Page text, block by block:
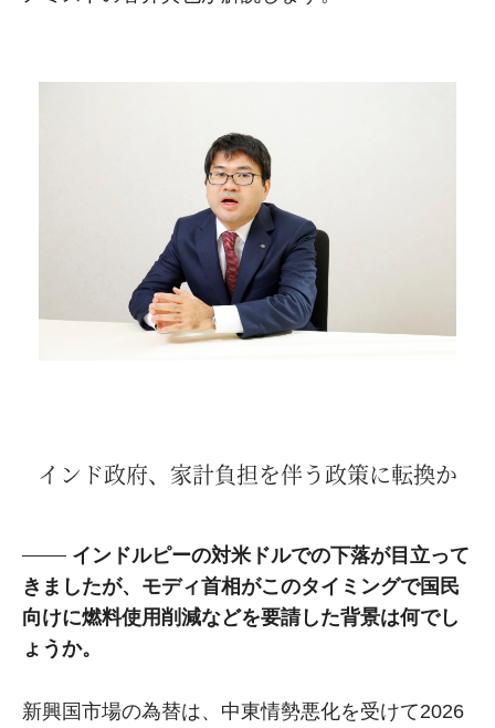
インド政府、家計負担を伴う政策に転換か
インドルピーの対米ドルでの下落が目立って
きましたが、モディ首相がこのタイミングで国民
向けに燃料使用削減などを要請した背景は何でし
ょうか。
新興国市場の為替は、中東情勢悪化を受けて2026